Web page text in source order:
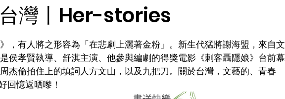
灣〡Her-stories
，有人將之形容為「在悲劇上灑著金粉」。新生代猛將謝海盟，來自文
侯孝賢執導、舒淇主演、他參與編劇的得獎電影《剌客聶隱娘》台前幕
杰倫拍住上的填詞人方文山，以及九把刀。關於台灣，文藝的、青春
回憶返晒嚟！